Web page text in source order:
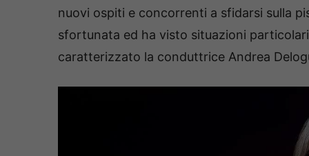
nuovi ospiti e concorrenti a sfidarsi sulla
sfortunata ed ha visto situazioni
caratterizzato la conduttrice Andrea